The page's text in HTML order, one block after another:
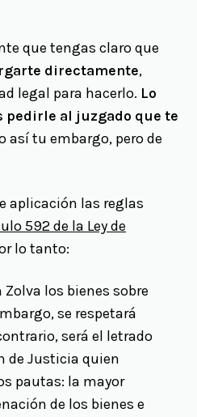
que tengas claro que
directamente,
legal para hacerlo. Lo
pedirle al juzgado que te
así tu embargo, pero de
aplicación las reglas
592 de la Ley de
lo tanto:
los bienes sobre
se respetará
será el letrado
de Justicia quien
pautas: la mayor
de los bienes e